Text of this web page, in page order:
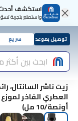
استكشف
واستمتع بتجربة
توصيل بموعد سريع
ابحث بين أكثر
زيت ناشر السانتال،
أونصة/10 مل)